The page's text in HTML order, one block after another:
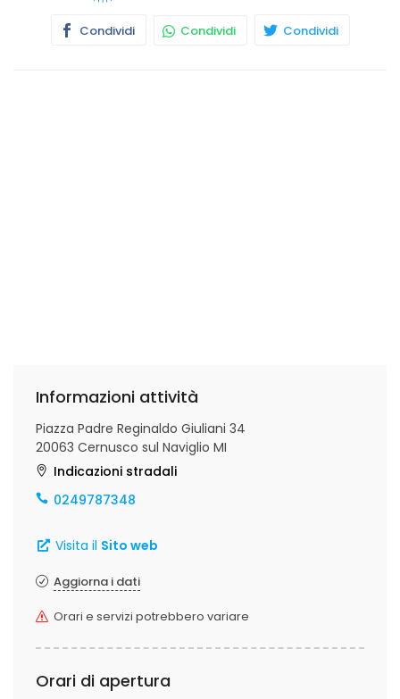
Condividi Condividi Condividi
Informazioni attività
Piazza Padre Reginaldo Giuliani 34
20063 Cernusco sul Naviglio MI
Indicazioni stradali
0249787348
Visita il Sito web
Aggiorna i dati
Orari e servizi potrebbero variare
Orari di apertura